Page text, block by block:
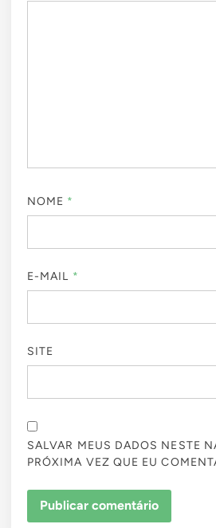
NOME *
E-MAIL *
SITE
SALVAR MEUS DADOS NESTE
PRÓXIMA VEZ QUE EU